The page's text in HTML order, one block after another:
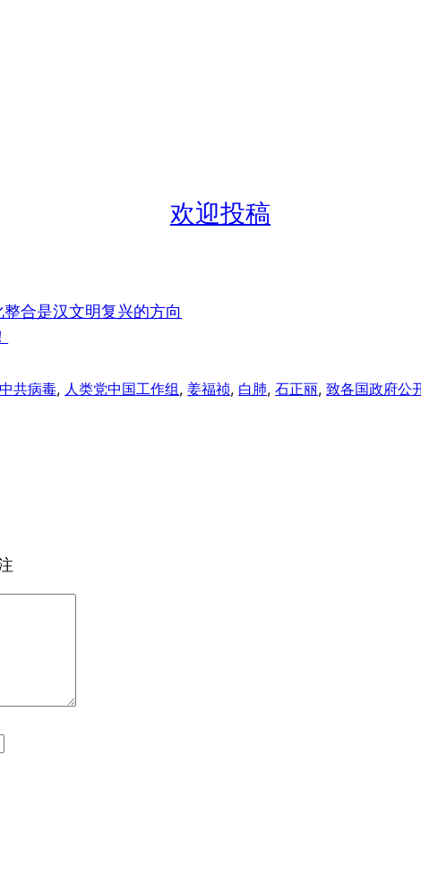
欢迎投稿
合是汉文明复兴的方向
中共病毒, 人类党中国工作组, 姜福祯, 白肺, 石正丽, 致各国政府公